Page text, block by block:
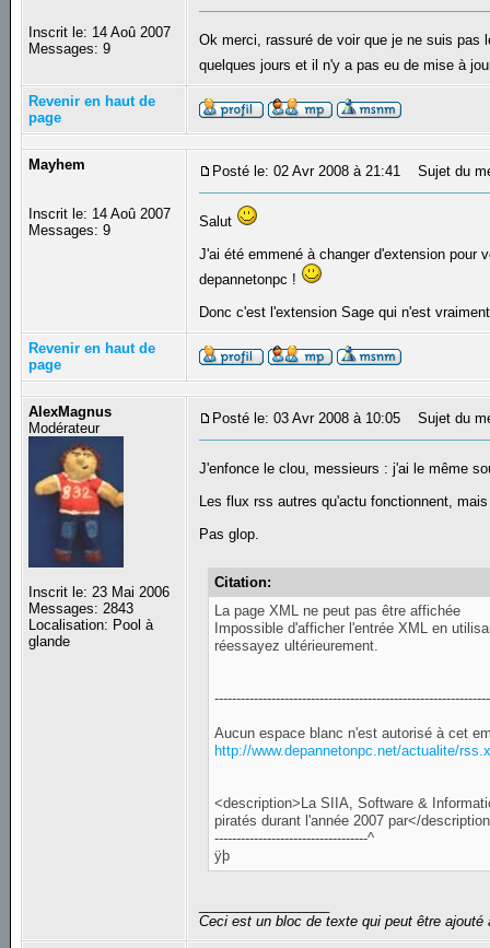
Inscrit le: 14 Aoû 2007
Messages: 9
Ok merci, rassuré de voir que je ne suis
quelques jours et il n'y a pas eu de mise à
Revenir en haut de
page
Mayhem
Inscrit le: 14 Aoû 2007
Messages: 9
Posté le: 02 Avr 2008 à 21:41 Sujet du
Salut
J'ai été emmené à changer d'extension pour
depannetonpc !
Donc c'est l'extension Sage qui n'est
Revenir en haut de
page
AlexMagnus
Modérateur
Inscrit le: 23 Mai 2006
Messages: 2843
Localisation: Pool à
glande
Posté le: 03 Avr 2008 à 10:05 Sujet du
J'enfonce le clou, messieurs : j'ai le même
Les flux rss autres qu'actu fonctionnent,
Pas glop.
Citation:
La page XML ne peut pas être affichée
Impossible d'afficher l'entrée XML en
réessayez ultérieurement.
Aucun espace blanc n'est autorisé à cet
http://www.depannetonpc.net/actualite/
<description>La SIIA, Software &
piratés durant l'année 2007 par</
-----------------------------------^
ÿþ
Ceci est un bloc de texte qui peut être